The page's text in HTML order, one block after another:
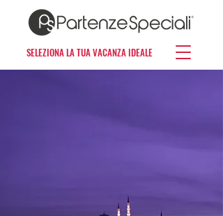
SELEZIONA LA TUA VACANZA IDEALE